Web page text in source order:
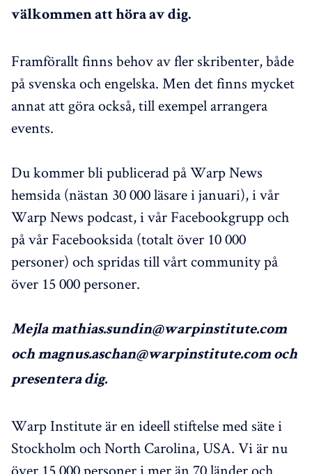
välkommen att höra av dig.
Framförallt finns behov av fler skribenter, både
på svenska och engelska. Men det finns mycket
annat att göra också, till exempel arrangera
events.
Du kommer bli publicerad på Warp News
hemsida (nästan 30 000 läsare i januari), i vår
Warp News podcast, i vår Facebookgrupp och
på vår Facebooksida (totalt över 10 000
personer) och spridas till vårt community på
över 15 000 personer.
Mejla mathias.sundin@warpinstitute.com
och magnus.aschan@warpinstitute.com och
presentera dig.
Warp Institute är en ideell stiftelse med säte i
Stockholm och North Carolina, USA. Vi är nu
över 15 000 personer i mer än 70 länder och